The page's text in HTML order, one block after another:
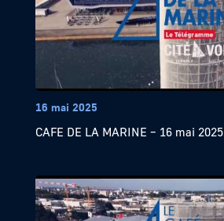
16 mai 2025
CAFE DE LA MARINE – 16 mai 2025